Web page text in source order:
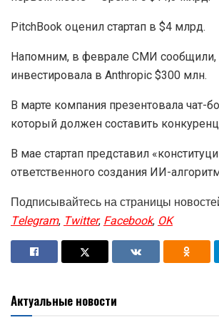
PitchBook оценил стартап в $4 млрд.
Напомним, в феврале СМИ сообщили,
инвестировала в Anthropic $300 млн.
В марте компания презентовала чат-
который должен составить
В мае стартап представил
ответственного создания ИИ-
Подписывайтесь на страницы
Telegram,Twitter,Facebook,OK
Актуальные новости